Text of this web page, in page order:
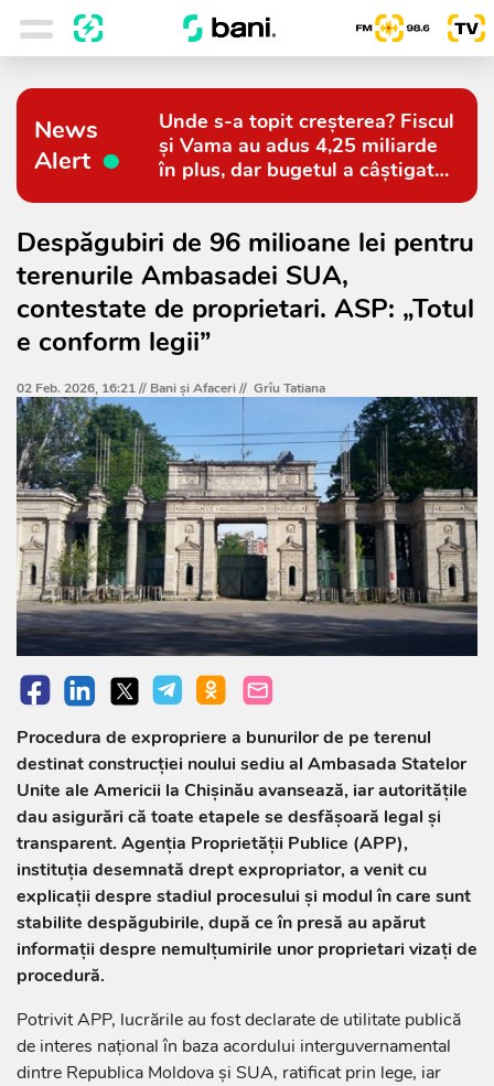
News
Alert
Unde s-a topit creșterea? Fiscul
și Vama au adus 4,25 miliarde
în plus, dar bugetul a câștigat
Despăgubiri de 96 milioane lei pentru
terenurile Ambasadei SUA,
contestate de proprietari. ASP: „Totul
e conform legii”
02 Feb. 2026, 16:21 // Bani și Afaceri// Grîu Tatiana
Procedura de expropriere a bunurilor de pe terenul
destinat construcției noului sediu al Ambasada Statelor
Unite ale Americii la Chișinău avansează, iar autoritățile
dau asigurări că toate etapele se desfășoară legal și
transparent. Agenția Proprietății Publice (APP),
instituția desemnată drept expropriator, a venit cu
explicații despre stadiul procesului și modul în care sunt
stabilite despăgubirile, după ce în presă au apărut
informații despre nemulțumirile unor proprietari vizați de
procedură.
Potrivit APP, lucrările au fost declarate de utilitate publică
de interes național în baza acordului interguvernamental
dintre Republica Moldova și SUA, ratificat prin lege, iar